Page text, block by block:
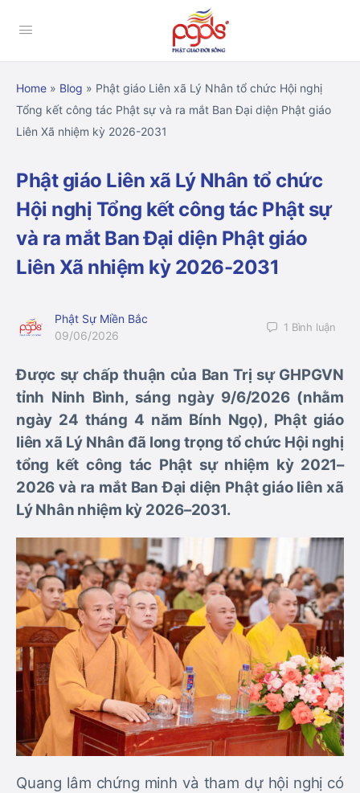
Home » Blog » Phật giáo Liên xã Lý Nhân tổ chức Hội nghị
Tổng kết công tác Phật sự và ra mắt Ban Đại diện Phật giáo
Liên Xã nhiệm kỳ 2026-2031
Phật giáo Liên xã Lý Nhân tổ chức
Hội nghị Tổng kết công tác Phật sự
và ra mắt Ban Đại diện Phật giáo
Liên Xã nhiệm kỳ 2026-2031
Phật Sự Miền Bắc
09/06/2026
1 Bình luận
Được sự chấp thuận của Ban Trị sự GHPGVN
tỉnh Ninh Bình, sáng ngày 9/6/2026 (nhằm
ngày 24 tháng 4 năm Bính Ngọ), Phật giáo
liên xã Lý Nhân đã long trọng tổ chức Hội nghị
tổng kết công tác Phật sự nhiệm kỳ 2021–
2026 và ra mắt Ban Đại diện Phật giáo liên xã
Lý Nhân nhiệm kỳ 2026–2031.
Quang lâm chứng minh và tham dự hội nghị có